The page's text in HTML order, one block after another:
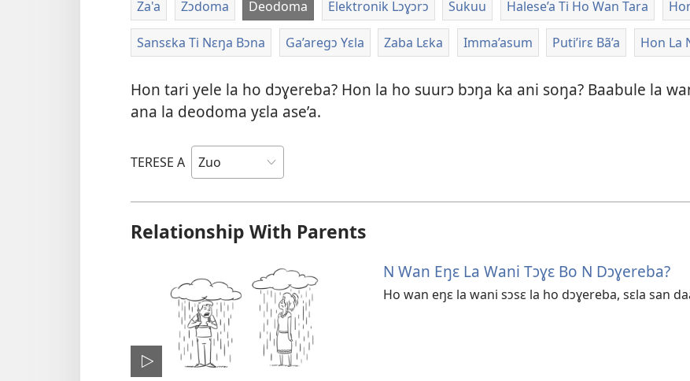
Za'a Zɔdoma Deodoma Elektronik Lɔɣɔrɔ Sukuu Halese’a Ti Ho Wan Tara
Sansɛka Ti Nɛŋa Bɔna Ga’aregɔ Yɛla Zaba Lɛka Imma’asum Puti’irɛ Bã’a Hon La
Hon tari yele la ho dɔɣereba? Hon la ho suurɔ bɔŋa ka ani soŋa? Baabule la
ana la deodoma yɛla ase’a.
TERESE A
Relationship With Parents
N Wan Eŋɛ La Wani Tɔɣɛ Bo N Dɔɣereba?
Ho wan eŋɛ la wani sɔsɛ la ho dɔɣereba, sɛla san